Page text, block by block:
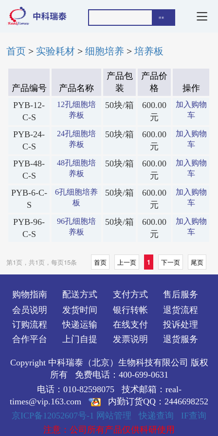
首页 > 实验耗材 >细胞培养 >培养板
产品编号 产品名称
产品包
装
产品价
格
操作
PYB-12-
C-S
12孔细胞培
养板
50块/箱
600.00
元
加入购物
车
PYB-24-
C-S
24孔细胞培
养板
50块/箱
600.00
元
加入购物
车
PYB-48-
C-S
48孔细胞培
养板
50块/箱
600.00
元
加入购物
车
PYB-6-C-
S
6孔细胞培养
板
50块/箱
600.00
元
加入购物
车
PYB-96-
C-S
96孔细胞培
养板
50块/箱
600.00
元
加入购物
车
第1页，共1页，每页15条 首页 上一页 1 下一页 尾页
购物指南
会员说明
订购流程
合作平台
配送方式
发货时间
快递运输
上门自提
支付方式
银行转帐
在线支付
发票说明
售后服务
退货流程
投诉处理
退货服务
Copyright 中科瑞泰（北京）生物科技有限公司 版权
所有 免费电话：400-699-0631
电话：010-82598075 技术邮箱：real-
times@vip.163.com
内勤订货QQ：2446698252
京ICP备12052607号-1 网站管理 快递查询
IF查询
注意：公司所有产品仅供科研使用